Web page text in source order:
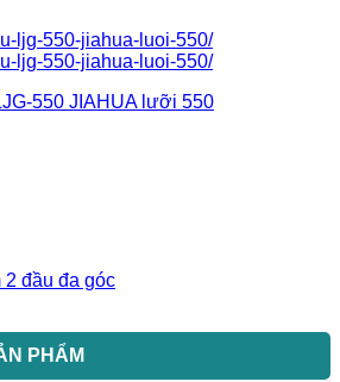
550 JIAHUA lưỡi 550
PHẨM